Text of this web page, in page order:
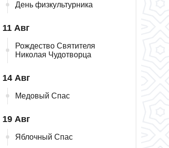
День физкультурника
11 Авг
Рождество Святителя
Николая Чудотворца
14 Авг
Медовый Спас
19 Авг
Яблочный Спас